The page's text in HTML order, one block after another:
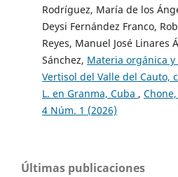
Rodríguez, María de los
Deysi Fernández Franco,
Reyes, Manuel José Linares
Sánchez, Materia orgánica
Vertisol del Valle del Cauto,
L. en Granma, Cuba ,
4 Núm. 1 (2026)
Últimas publicaciones